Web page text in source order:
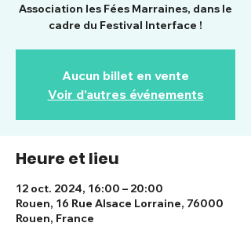
Association les Fées Marraines, dans le
cadre du Festival Interface !
Aucun billet en vente
Voir d'autres événements
Heure et lieu
12 oct. 2024, 16:00 – 20:00
Rouen, 16 Rue Alsace Lorraine, 76000
Rouen, France